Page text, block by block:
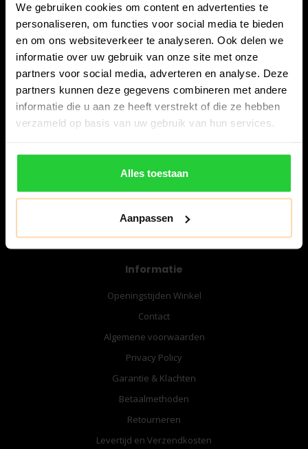
We gebruiken cookies om content en advertenties te
personaliseren, om functies voor social media te bieden
en om ons websiteverkeer te analyseren. Ook delen we
informatie over uw gebruik van onze site met onze
partners voor social media, adverteren en analyse. Deze
partners kunnen deze gegevens combineren met andere
informatie die u aan ze heeft verstrekt of die ze hebben
verzameld op basis van uw gebruik van hun services.
Alles toestaan
Aanpassen
Bespanracket.nl is dé racketspecialist van Lelystad en
omstreken.
Snijdersstraat 6
8224 AA Lelystad
Nederland
06-57276080
info@bespanracket.nl
Informatie
Openingstijden Winkel
Contact
Algemene voorwaarden
Privacy Policy
Garantie & Klachten
Betaalmethoden
Retourneren
Levertijd en Verzendkosten